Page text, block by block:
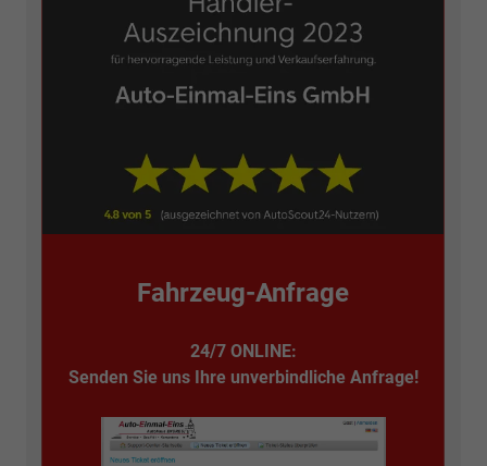
Fahrzeug-Anfrage
24/7 ONLINE:
Senden Sie uns Ihre unverbindliche Anfrage!